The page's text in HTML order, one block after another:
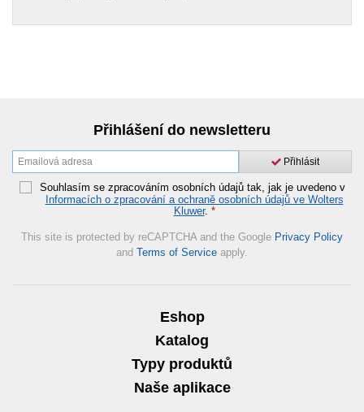
Přihlášení do newsletteru
Přihlásit
Souhlasím se zpracováním osobních údajů tak, jak je uvedeno v
Informacích o zpracování a ochraně osobních údajů ve Wolters
Kluwer. *
This site is protected by reCAPTCHA and the Google Privacy Policy
and Terms of Service apply.
Eshop
Katalog
Typy produktů
Naše aplikace